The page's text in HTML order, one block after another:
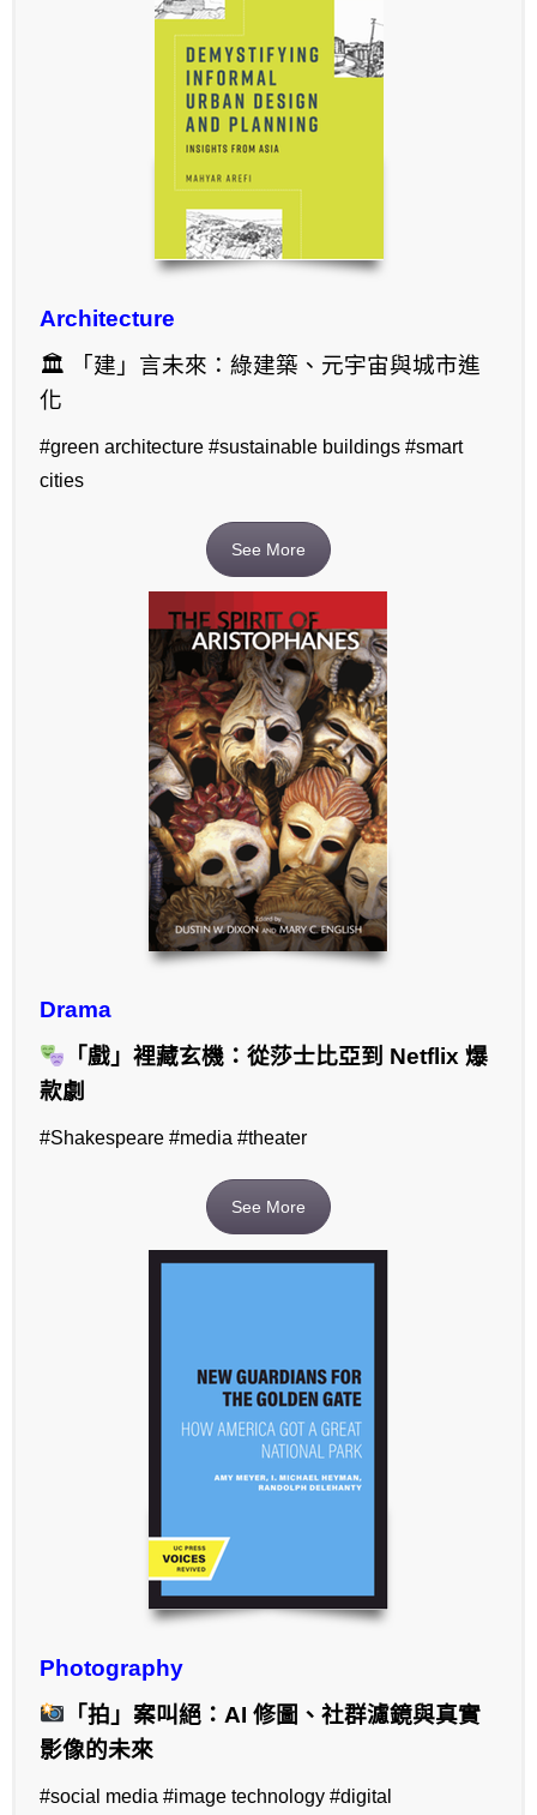
Architecture
🏛 「建」言未來：綠建築、元宇宙與城市進
化
#green architecture #sustainable buildings #smart
cities
See More
Drama
「戲」裡藏玄機：從莎士比亞到 Netflix 爆
款劇
#Shakespeare #media #theater
See More
Photography
「拍」案叫絕：AI 修圖、社群濾鏡與真實
影像的未來
#social media #image technology #digital